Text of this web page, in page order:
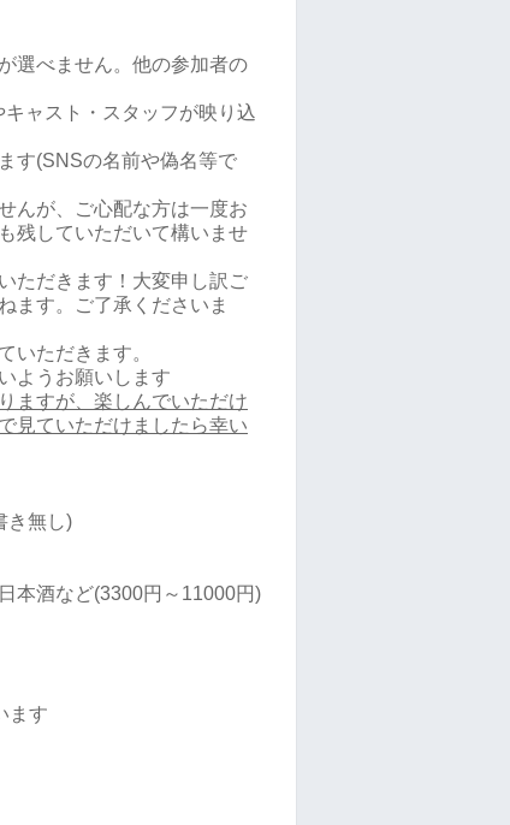
選べません。他の参加者の
ャスト・スタッフが映り込
す(SNSの名前や偽名等で
んが、ご心配な方は一度お
残していただいて構いませ
ただきます！大変申し訳ご
ます。ご了承くださいま
いただきます。
ようお願いします
ますが、楽しんでいただけ
見ていただけましたら幸い
き無し)
本酒など(3300円～11000円)
ます